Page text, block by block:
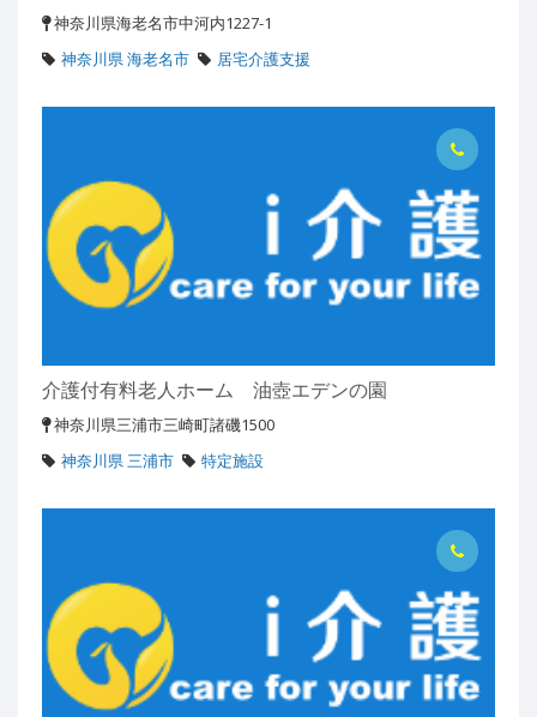
神奈川県海老名市中河内1227-1
神奈川県 海老名市
居宅介護支援
介護付有料老人ホーム 油壺エデンの園
神奈川県三浦市三崎町諸磯1500
神奈川県 三浦市
特定施設